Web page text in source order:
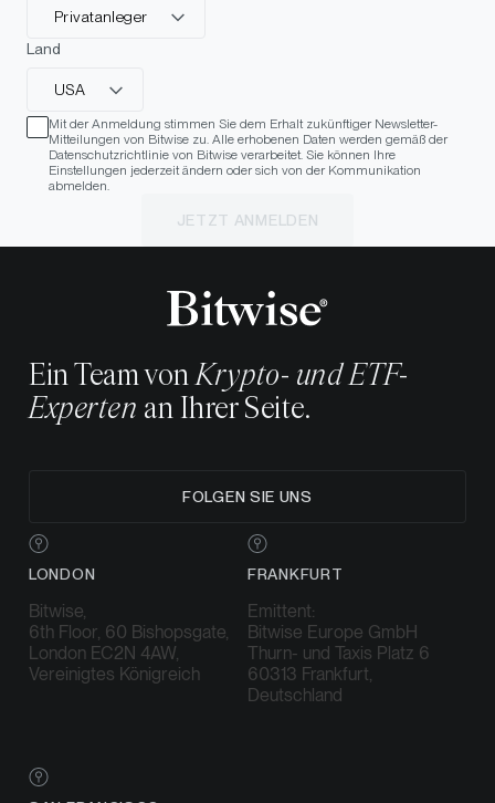
Privatanleger
Land
USA
Mit der Anmeldung stimmen Sie dem Erhalt zukünftiger Newsletter-
Mitteilungen von Bitwise zu. Alle erhobenen Daten werden gemäß der
Datenschutzrichtlinie von Bitwise verarbeitet. Sie können Ihre
Einstellungen jederzeit ändern oder sich von der Kommunikation
abmelden.
JETZT ANMELDEN
Ein Team vonKrypto- und ETF-
Experten an Ihrer Seite.
FOLGEN SIE UNS
LONDON
Bitwise,
6th Floor, 60 Bishopsgate,
London EC2N 4AW,
Vereinigtes Königreich
FRANKFURT
Emittent:
Bitwise Europe GmbH
Thurn- und Taxis Platz 6
60313 Frankfurt,
Deutschland